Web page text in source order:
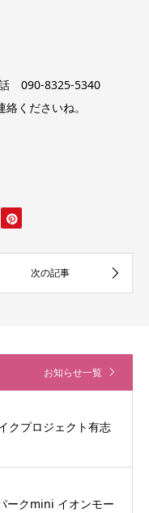
090-8325-5340
絡くださいね。
お知らせ一覧
クプロジェクト有志
ークmini イオンモー